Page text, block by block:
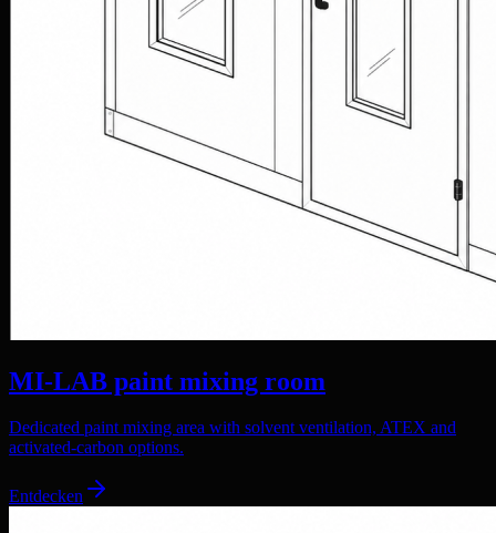
MI-LAB paint mixing room
Dedicated paint mixing area with solvent ventilation, ATEX and
activated-carbon options.
Entdecken